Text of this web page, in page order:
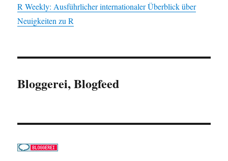
R Weekly: Ausführlicher internationaler Überblick über
Neuigkeiten zu R
Bloggerei, Blogfeed